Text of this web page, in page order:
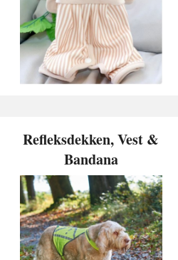
Refleksdekken, Vest &
Bandana